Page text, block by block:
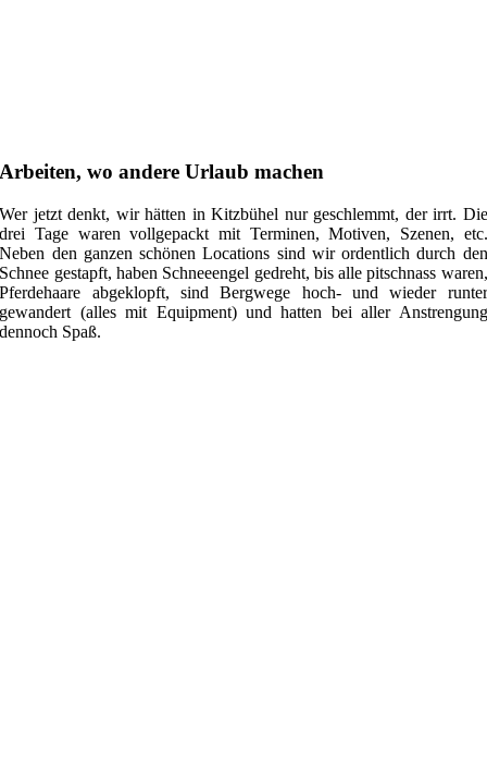
Arbeiten, wo andere Urlaub machen
Wer jetzt denkt, wir hätten in Kitzbühel nur geschlemmt, der irrt. Die
drei Tage waren vollgepackt mit Terminen, Motiven, Szenen, etc.
Neben den ganzen schönen Locations sind wir ordentlich durch den
Schnee gestapft, haben Schneeengel gedreht, bis alle pitschnass waren,
Pferdehaare abgeklopft, sind Bergwege hoch- und wieder runter
gewandert (alles mit Equipment) und hatten bei aller Anstrengung
dennoch Spaß.